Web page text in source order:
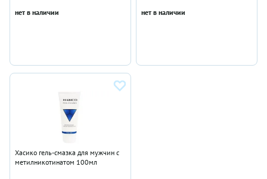
нет в наличии нет в наличии
Хасико гель-смазка для мужчин с
метилникотинатом 100мл